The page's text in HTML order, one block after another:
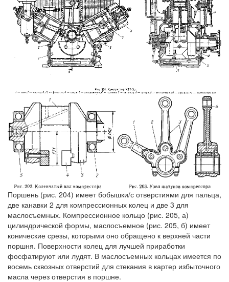
Поршень (рис. 204) имеет бобышки/с отверстиями для пальца,
две канавки 2 для компрессионных колец и две 3 для
маслосъемных. Компрессионное кольцо (рис. 205, а)
цилиндрической формы, маслосъемное (рис. 205, б) имеет
конические срезы, которыми оно обращено к верхней части
поршня. Поверхности колец для лучшей приработки
фосфатируют или лудят. В маслосъемных кольцах имеется по
восемь сквозных отверстий для стекания в картер избыточного
масла через отверстия в поршне.